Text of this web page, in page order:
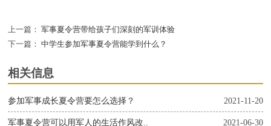
上一篇： 军事夏令营带给孩子们深刻的军训体验
下一篇： 中学生参加军事夏令营能学到什么？
相关信息
2021-11-20
参加军事成长夏令营要怎么选择？
2021-06-30
军事夏令营可以用军人的生活作风改..